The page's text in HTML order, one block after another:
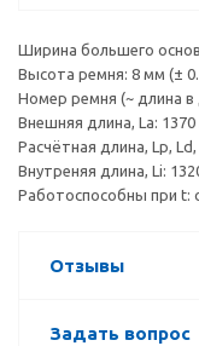
Ширина большего
Высота ремня: 8 мм (±
Номер ремня (~ длина
Внешняя длина, La:
Расчётная длина, Lp,
Внутреняя длина, Li:
Работоспособны при t:
Отзывы
Задать вопрос